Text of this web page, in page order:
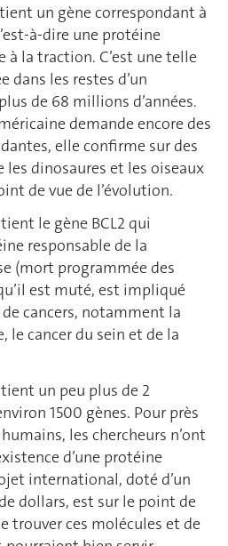
un gène correspondant à
à-dire une protéine
la traction. C’est une telle
dans les restes d’un
de 68 millions d’années.
demande encore des
elle confirme sur des
les dinosaures et les oiseaux
de vue de l’évolution.
le gène BCL2 qui
responsable de la
(mort programmée des
est muté, est impliqué
cancers, notamment la
le cancer du sein et de la
un peu plus de 2
1500 gènes. Pour près
les chercheurs n’ont
d’une protéine
international, doté d’un
dollars, est sur le point de
trouver ces molécules et de